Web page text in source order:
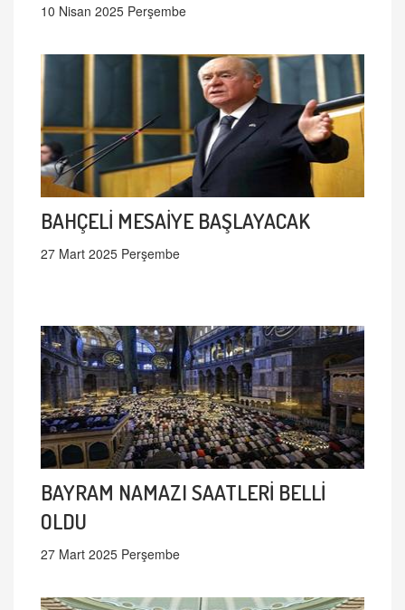
10 Nisan 2025 Perşembe
BAHÇELİ MESAİYE BAŞLAYACAK
27 Mart 2025 Perşembe
BAYRAM NAMAZI SAATLERİ BELLİ
OLDU
27 Mart 2025 Perşembe